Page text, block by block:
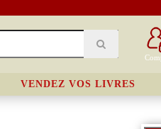
VENDEZ VOS LIVRES